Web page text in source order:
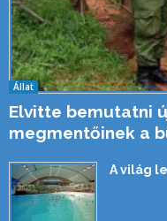
Állat
Elvitte bemutatni
megmentőinek a
A világ